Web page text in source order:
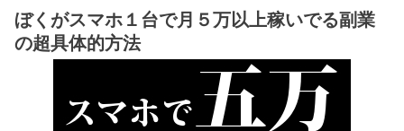
ぼくがスマホ１台で月５万以上稼いでる副業
の超具体的方法